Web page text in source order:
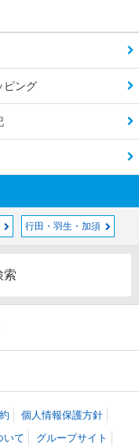
ピング
行田・羽生・加須
索
個人情報保護方針
いて グループサイト